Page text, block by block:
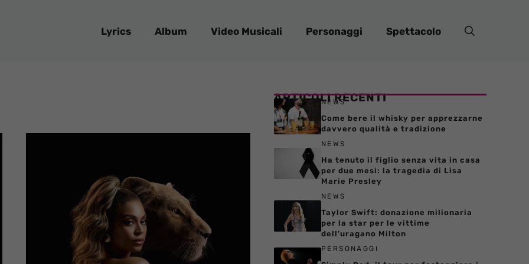
Lyrics Album Video Musicali Personaggi Spettacolo
ARTICOLI RECENTI
NEWS
Come bere il whisky per apprezzarne
davvero qualità e tradizione
NEWS
Ha tenuto il figlio senza vita in casa
per due mesi: la tragedia di Lisa
Marie Presley
NEWS
Taylor Swift: donazione milionaria
per la star per le vittime
dell’uragano Milton
PERSONAGGI